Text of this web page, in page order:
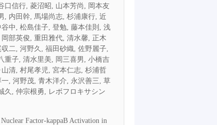
口信行, 菱沼昭, 山本芳尚, 岡本友
, 内田幹, 馬場尚志, 杉浦康行, 近
中, 松島佳子, 登勉, 藤本佳則, 浅
部英俊, 重田雅代, 清水馨, 正木
二, 河野久, 福田砂織, 佐野麗子,
重子, 清水里美, 岡三喜男, 小橋吉
清, 村尾孝児, 宮本仁志, 杉浦哲
, 河野茂, 青木洋介, 永沢善三, 草
久, 仲宗根勇, レボフロキサシン
Factor-kappaB Activation in